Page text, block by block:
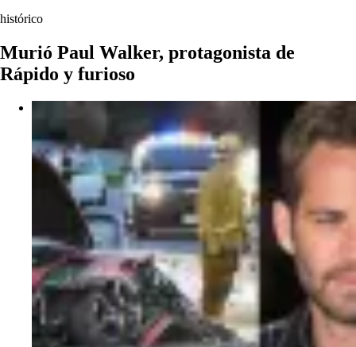
histórico
Murió Paul Walker, protagonista de
Rápido y furioso